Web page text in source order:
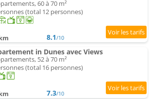
60 à 70 m²
(total 12 personnes)
8.1/10
in Dunes avec Views
52 à 70 m²
(total 16 personnes)
7.3/10